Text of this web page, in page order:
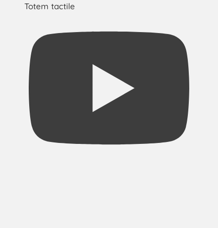
Totem tactile